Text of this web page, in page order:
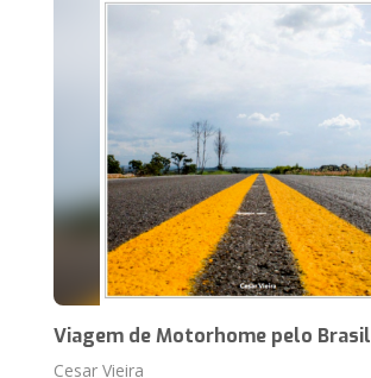
Viagem de Motorhome pelo Brasil
Cesar Vieira